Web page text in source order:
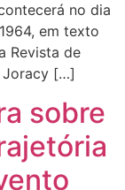
no dia
em texto
Revista de
Joracy […]
sobre